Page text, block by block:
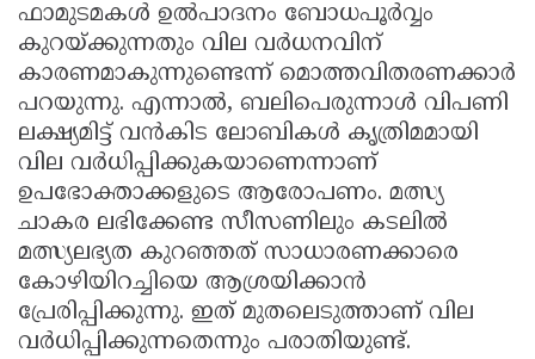
ഫാമുടമകൾ ഉൽപാദനം ബോധപൂർവ്വം
കുറയ്ക്കുന്നതും വില വർധനവിന്
കാരണമാകുന്നുണ്ടെന്ന് മൊത്തവിതരണക്കാർ
പറയുന്നു. എന്നാൽ, ബലിപെരുന്നാൾ വിപണി
ലക്ഷ്യമിട്ട് വൻകിട ലോബികൾ കൃത്രിമമായി
വില വർധിപ്പിക്കുകയാണെന്നാണ്
ഉപഭോക്താക്കളുടെ ആരോപണം. മത്സ്യ
ചാകര ലഭിക്കേണ്ട സീസണിലും കടലിൽ
മത്സ്യലഭ്യത കുറഞ്ഞത് സാധാരണക്കാരെ
കോഴിയിറച്ചിയെ ആശ്രയിക്കാൻ
പ്രേരിപ്പിക്കുന്നു. ഇത് മുതലെടുത്താണ് വില
വർധിപ്പിക്കുന്നതെന്നും പരാതിയുണ്ട്.